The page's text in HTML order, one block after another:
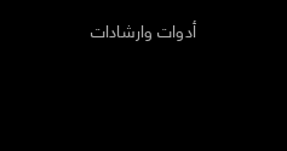
أدوات وارشادات